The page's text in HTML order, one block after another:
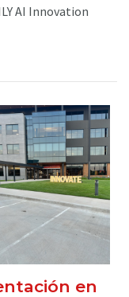
AI Innovation
en